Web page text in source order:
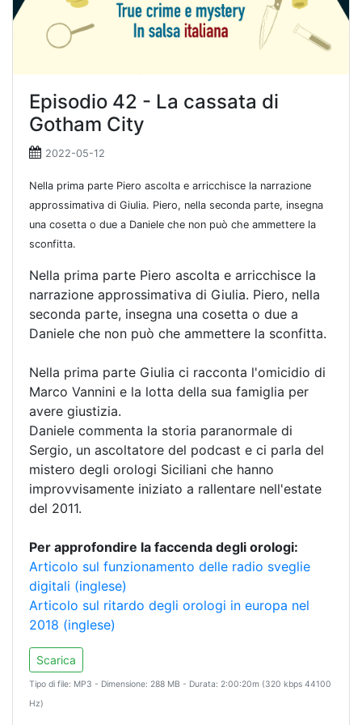
Episodio 42 - La cassata di
Gotham City
2022-05-12
Nella prima parte Piero ascolta e arricchisce la narrazione
approssimativa di Giulia. Piero, nella seconda parte, insegna
una cosetta o due a Daniele che non può che ammettere la
sconfitta.
Nella prima parte Piero ascolta e arricchisce la
narrazione approssimativa di Giulia. Piero, nella
seconda parte, insegna una cosetta o due a
Daniele che non può che ammettere la sconfitta.
Nella prima parte Giulia ci racconta l'omicidio di
Marco Vannini e la lotta della sua famiglia per
avere giustizia.
Daniele commenta la storia paranormale di
Sergio, un ascoltatore del podcast e ci parla del
mistero degli orologi Siciliani che hanno
improvvisamente iniziato a rallentare nell'estate
del 2011.
Per approfondire la faccenda degli orologi:
Articolo sul funzionamento delle radio sveglie
digitali (inglese)
Articolo sul ritardo degli orologi in europa nel
2018 (inglese)
Scarica
Tipo di file: MP3 - Dimensione: 288 MB - Durata: 2:00:20m (320 kbps 44100
Hz)